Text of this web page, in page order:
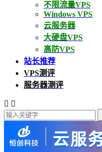
不限流量VPS
Windows VPS
云服务器
大硬盘VPS
高防VPS
站长推荐
VPS测评
服务器测评
 